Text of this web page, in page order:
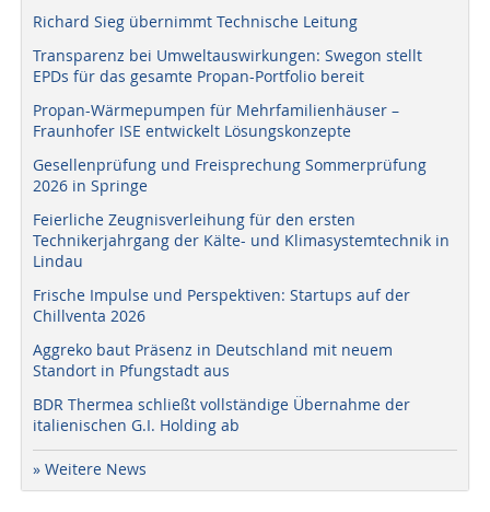
Richard Sieg übernimmt Technische Leitung
Transparenz bei Umweltauswirkungen: Swegon stellt
EPDs für das gesamte Propan-Portfolio bereit
Propan-Wärmepumpen für Mehrfamilienhäuser –
Fraunhofer ISE entwickelt Lösungskonzepte
Gesellenprüfung und Freisprechung Sommerprüfung
2026 in Springe
Feierliche Zeugnisverleihung für den ersten
Technikerjahrgang der Kälte- und Klimasystemtechnik in
Lindau
Frische Impulse und Perspektiven: Startups auf der
Chillventa 2026
Aggreko baut Präsenz in Deutschland mit neuem
Standort in Pfungstadt aus
BDR Thermea schließt vollständige Übernahme der
italienischen G.I. Holding ab
» Weitere News